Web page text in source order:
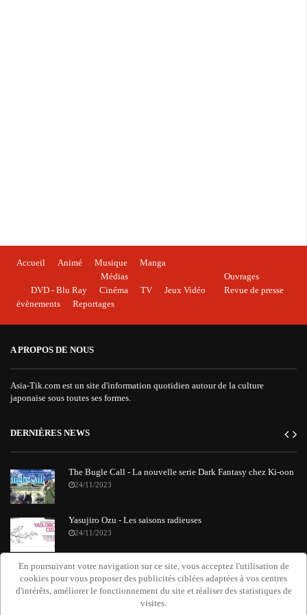
Accueil Animé Musique
Manga
Médias
DVD - Blu Ray
Cinéma TV Jeux Vidéo
Ouvrages
Revue de presse
évènements
Reportages
A PROPOS DE NOUS
Asia-Tik.com est un site d'information quotidien autour de la culture
japonaise sous toutes ses formes.
DERNIÈRES NEWS
The Bugle Call - La nouvelle serie Dark Fantasy chez Ki-oon
24/11/2023
Yasujiro Ozu - Les saisons radieuses
24/11/2023
"Requiem Attack on Titan" : le nouvel album orchestral de
Grissini Project
20/11/2023
En poursuivant votre navigation sur ce site, vous acceptez l'utilisation de
cookies pour vous proposer des publicités ciblées adaptées à vos centres
d'intérêts, améliorer le fonctionnement du site et réaliser des statistiques de
visites.